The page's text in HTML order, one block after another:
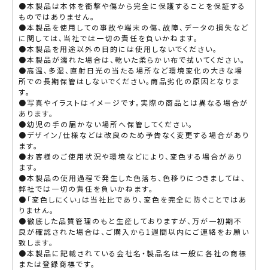
●本製品は本体を衝撃や傷から完全に保護することを保証する
ものではありません。
●本製品を使用しての事故や端末の傷、故障、データの損失など
に関しては、当社では一切の責任を負いかねます。
●本製品を用途以外の目的には使用しないでください。
●本製品が濡れた場合は、乾いた柔らかい布で拭いてください。
●高温、多湿、直射日光の当たる場所など環境変化の大きな場
所での長期保管はしないでください。商品劣化の原因となりま
す。
●写真やイラストはイメージです。実際の商品とは異なる場合が
あります。
●幼児の手の届かない場所へ保管してください。
●デザイン/仕様などは改良のため予告なく変更する場合があり
ます。
●お客様のご使用状況や環境などにより、変色する場合があり
ます。
●本製品の使用過程で発生した色落ち、色移りにつきましては、
弊社では一切の責任を負いかねます。
●「変色しにくい」は当社比であり、変色を完全に防ぐことではあ
りません。
●徹底した品質管理のもと生産しておりますが、万が一初期不
良が確認された場合は、ご購入から1週間以内にご連絡をお願い
致します。
●本製品に記載されている会社名・製品名は一般に各社の商標
または登録商標です。